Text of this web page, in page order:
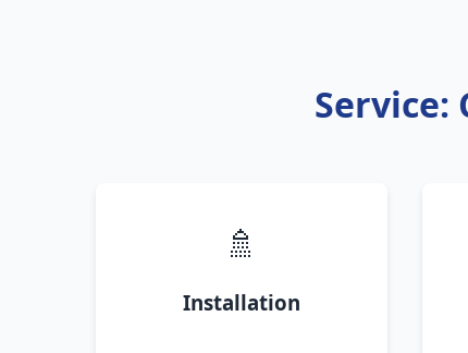
Service:
🚿
Installation